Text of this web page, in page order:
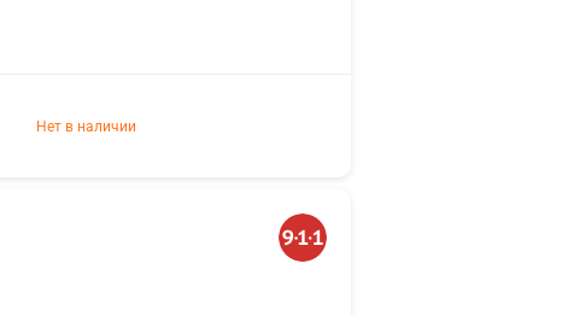
Нет в наличии